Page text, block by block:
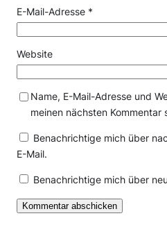
E-Mail-Adresse *
Website
Name, E-Mail-Adresse und
meinen nächsten Kommentar
Benachrichtige mich über
E-Mail.
Benachrichtige mich über